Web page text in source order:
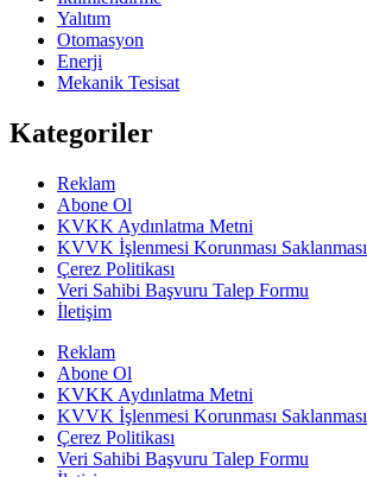
Yalıtım
Otomasyon
Enerji
Mekanik Tesisat
Kategoriler
Reklam
Abone Ol
KVKK Aydınlatma Metni
KVVK İşlenmesi Korunması Saklanması
Çerez Politikası
Veri Sahibi Başvuru Talep Formu
İletişim
Reklam
Abone Ol
KVKK Aydınlatma Metni
KVVK İşlenmesi Korunması Saklanması
Çerez Politikası
Veri Sahibi Başvuru Talep Formu